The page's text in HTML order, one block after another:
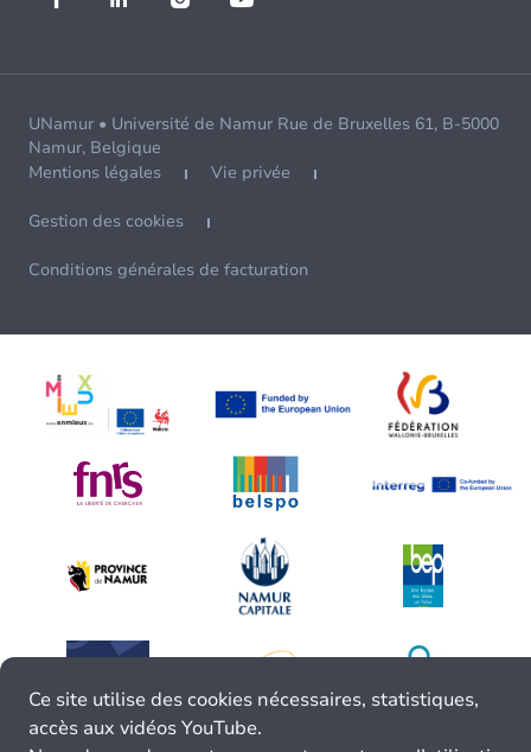
UNamur • Université de Namur Rue de Bruxelles 61, B-5000
Namur, Belgique
Mentions légales
Vie privée
Gestion des cookies
Conditions générales de facturation
Ce site utilise des cookies nécessaires, statistiques,
accès aux vidéos YouTube.